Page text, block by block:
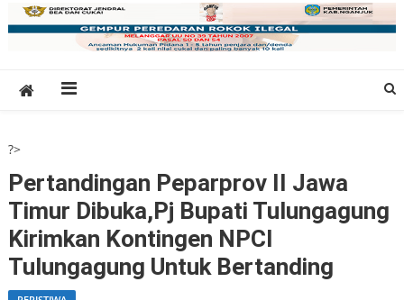
?>
Pertandingan Peparprov II Jawa
Timur Dibuka,Pj Bupati Tulungagung
Kirimkan Kontingen NPCI
Tulungagung Untuk Bertanding